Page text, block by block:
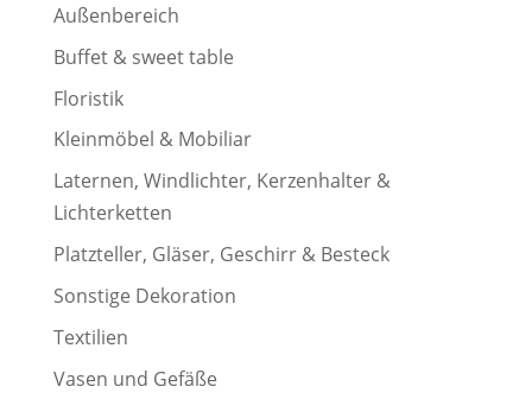
Außenbereich
Buffet & sweet table
Floristik
Kleinmöbel & Mobiliar
Laternen, Windlichter, Kerzenhalter &
Lichterketten
Platzteller, Gläser, Geschirr & Besteck
Sonstige Dekoration
Textilien
Vasen und Gefäße